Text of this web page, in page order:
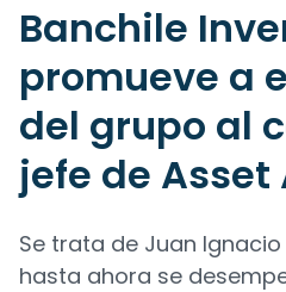
Banchile
promueve a
del grupo al
jefe de
Se trata de Juan
hasta ahora se